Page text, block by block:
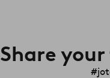
Share